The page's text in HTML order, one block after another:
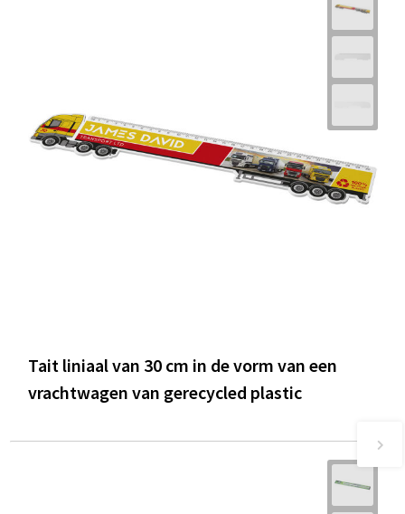
Tait liniaal van 30 cm in de vorm van een
vrachtwagen van gerecycled plastic